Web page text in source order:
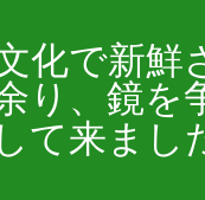
化で新
り、鏡を
て来まし